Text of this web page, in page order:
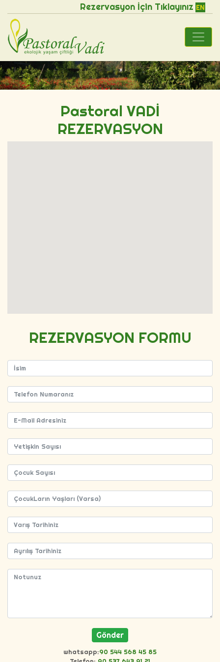
Rezervasyon İçin Tıklayınız EN
Pastoral VADİ
REZERVASYON
REZERVASYON FORMU
whatsapp:90 544 568 45 85